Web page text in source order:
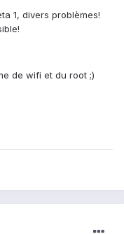
1, divers problèmes!
de wifi et du root ;)